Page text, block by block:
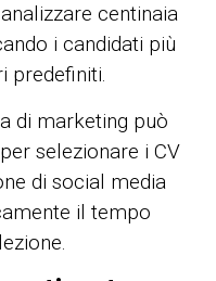
centinaia
i candidati più
predefiniti.
di marketing può
selezionare i CV
di social media
il tempo